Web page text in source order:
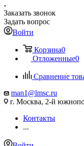
Заказать звонок
Задать вопрос
Войти
Корзина0
Отложенные0
Сравнение
man1@lmsc.ru
г. Москва, 2-й
Контакты
...